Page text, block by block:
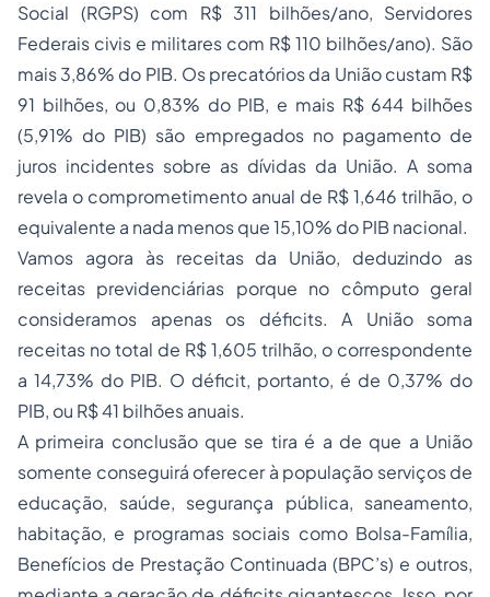
Social (RGPS) com R$ 311 bilhões/ano, Servidores
Federais civis e militares com R$ 110 bilhões/ano). São
mais 3,86% do PIB. Os precatórios da União custam R$
91 bilhões, ou 0,83% do PIB, e mais R$ 644 bilhões
(5,91% do PIB) são empregados no pagamento de
juros incidentes sobre as dívidas da União. A soma
revela o comprometimento anual de R$ 1,646 trilhão, o
equivalente a nada menos que 15,10% do PIB nacional.
Vamos agora às receitas da União, deduzindo as
receitas previdenciárias porque no cômputo geral
consideramos apenas os déficits. A União soma
receitas no total de R$ 1,605 trilhão, o correspondente
a 14,73% do PIB. O déficit, portanto, é de 0,37% do
PIB, ou R$ 41 bilhões anuais.
A primeira conclusão que se tira é a de que a União
somente conseguirá oferecer à população serviços de
educação, saúde, segurança pública, saneamento,
habitação, e programas sociais como Bolsa-Família,
Benefícios de Prestação Continuada (BPC’s) e outros,